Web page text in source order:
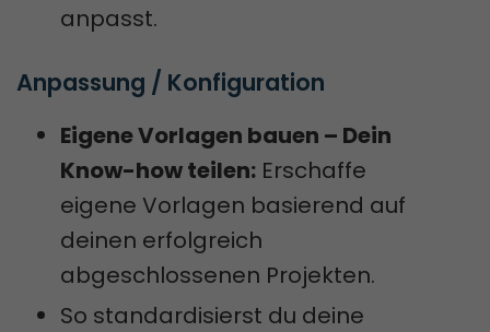
anpasst.
Anpassung / Konfiguration
Eigene Vorlagen bauen – Dein
Know-how teilen: Erschaffe
eigene Vorlagen basierend auf
deinen erfolgreich
abgeschlossenen Projekten.
So standardisierst du deine